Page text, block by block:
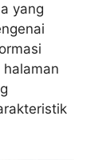
yang